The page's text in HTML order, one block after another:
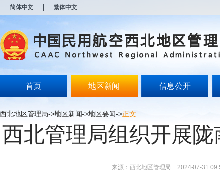
简体中文 繁体中文
首页 地区新闻 信息公开
西北地区管理局->地区新闻->地区要闻->正文
西北管理局组织开展
来源：西北地区管理局 2024-07-31
开
无
障
说
按
Alt
加
浪
键